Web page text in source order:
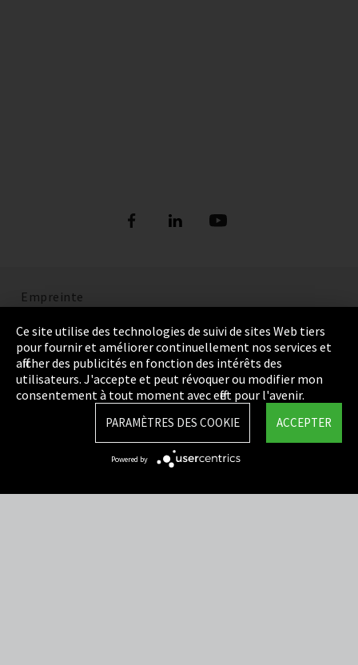
Empreinte
Politique de confidentialité
Cookie Settings
Termes et Conditions
Integrity Line
Ce site utilise des technologies de suivi de sites Web tiers
pour fournir et améliorer continuellement nos services et
afficher des publicités en fonction des intérêts des
utilisateurs. J'accepte et peut révoquer ou modifier mon
consentement à tout moment avec effet pour l'avenir.
ACCEPTER
PARAMÈTRES DES COOKIE
Powered by